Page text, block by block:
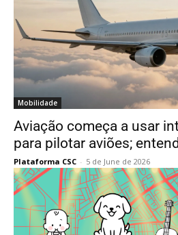
Mobilidade
Aviação começa a usar
para pilotar aviões;
Plataforma CSC - 5 de June de 2026